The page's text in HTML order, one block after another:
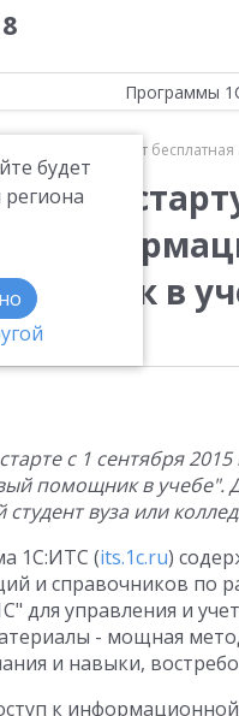
будет
Программы
2015 года стартует
года
в
с 1 сентября
помощник в учебе".
вуза или
1С:ИТС (its.1c.ru)
и справочников по
для управления и
- мощная
и навыки,
к